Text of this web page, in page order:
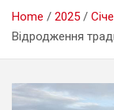
Home 2025
Відродження